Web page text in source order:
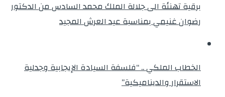
برقية تهنئة الى جلالة الملك محمد السادس من الدكتور
رضوان غنيمي بمناسبة عيد العرش المجيد
الخطاب الملكي .. “فلسفة السيادة الإيجابية وجدلية
الاستقرار والديناميكية”